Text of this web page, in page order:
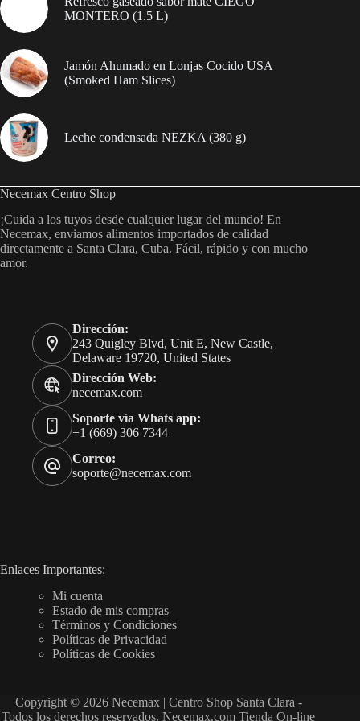
MONTERO (1.5 L)
Jamón Ahumado en Lonjas Cocido USA
(Smoked Ham Slices)
Leche condensada NEZKA (380 g)
Necemax Centro Shop
¡Cuida a los tuyos desde cualquier lugar del mundo! En
Necemax, enviamos alimentos importados de calidad
directamente a Santa Clara, Cuba. Fácil, rápido y con mucho
amor.
Dirección:
243 Quigley Blvd, Unit E, New Castle,
Delaware 19720, United States
Dirección Web:
necemax.com
Soporte vía Whats app:
+1 (669) 306 7344
Correo:
soporte@necemax.com
Enlaces Importantes:
Mi cuenta
Estado de mis compras
Términos y Condiciones
Políticas de Privacidad
Políticas de Cookies
Copyright © 2026 Necemax | Centro Shop Santa Clara -
Todos los derechos reservados. Necemax.com Tienda On-line